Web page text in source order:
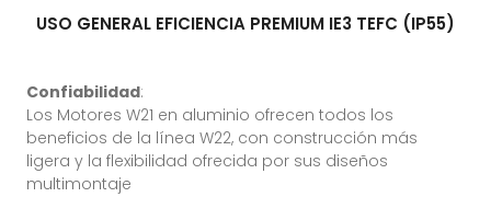
USO GENERAL EFICIENCIA PREMIUM IE3 TEFC (IP55)
Confiabilidad:
Los Motores W21 en aluminio ofrecen todos los
beneficios de la línea W22, con construcción más
ligera y la flexibilidad ofrecida por sus diseños
multimontaje